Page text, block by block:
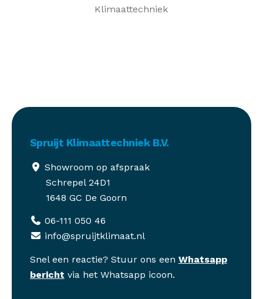
Klimaattechniek
Spruijt Klimaattechniek B.V.
Showroom op afspraak
Schrepel 24D1
1648 GC De Goorn
06-111 050 46
info@spruijtklimaat.nl
Snel een reactie? Stuur ons een Whatsapp
bericht via het Whatsapp icoon.